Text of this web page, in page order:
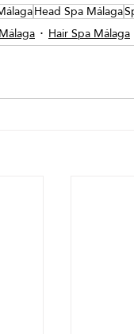
Head Spa Málaga
Hair Spa Málaga